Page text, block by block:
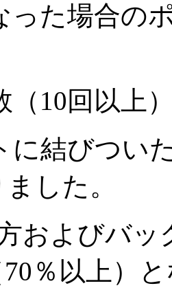
た場合の
10回以上
結びつい
した。
およびバッ
％以上）